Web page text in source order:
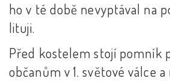
ho v té době nevyptával na
lituji.
Před kostelem stojí pomník
občanům v 1. světové válce